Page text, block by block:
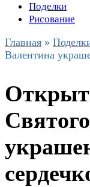
Поделки
Рисование
Главная »
Валентина